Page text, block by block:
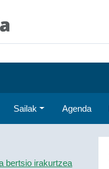
Sailak Agenda
bertsio irakurtzea